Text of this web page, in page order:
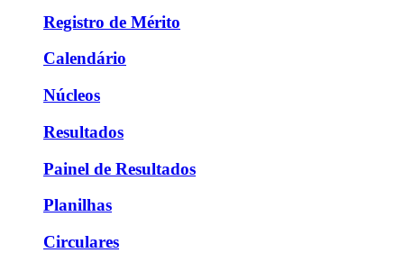
Registro de Mérito
Calendário
Núcleos
Resultados
Painel de Resultados
Planilhas
Circulares